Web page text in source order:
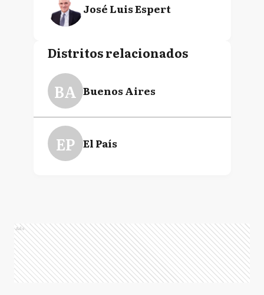
José Luis Espert
Distritos relacionados
BA Buenos Aires
EP El País
Ads